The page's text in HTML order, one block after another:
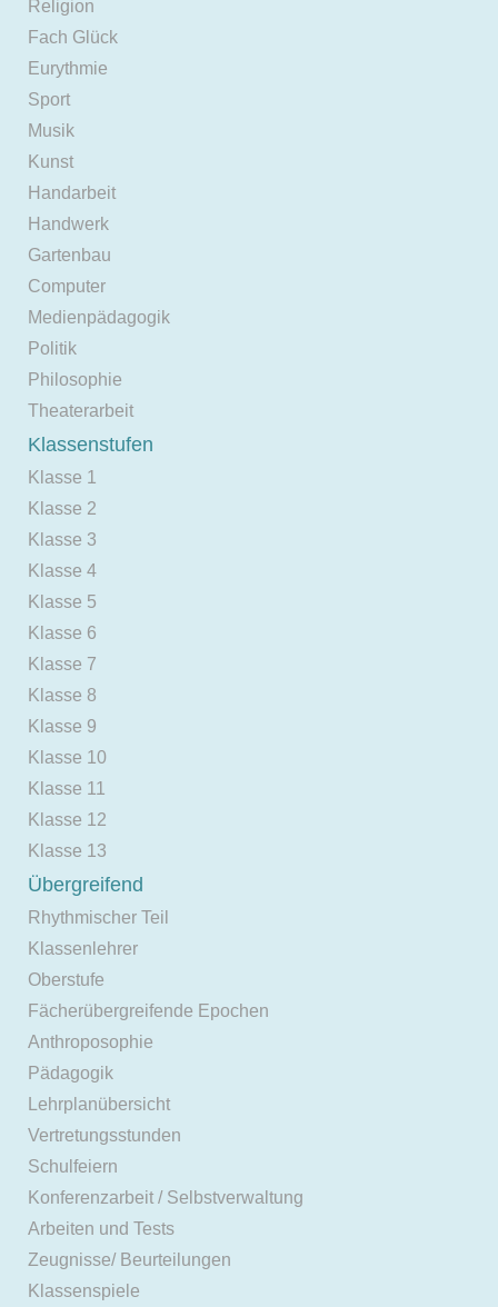
Religion
Fach Glück
Eurythmie
Sport
Musik
Kunst
Handarbeit
Handwerk
Gartenbau
Computer
Medienpädagogik
Politik
Philosophie
Theaterarbeit
Klassenstufen
Klasse 1
Klasse 2
Klasse 3
Klasse 4
Klasse 5
Klasse 6
Klasse 7
Klasse 8
Klasse 9
Klasse 10
Klasse 11
Klasse 12
Klasse 13
Übergreifend
Rhythmischer Teil
Klassenlehrer
Oberstufe
Fächerübergreifende Epochen
Anthroposophie
Pädagogik
Lehrplanübersicht
Vertretungsstunden
Schulfeiern
Konferenzarbeit / Selbstverwaltung
Arbeiten und Tests
Zeugnisse/ Beurteilungen
Klassenspiele